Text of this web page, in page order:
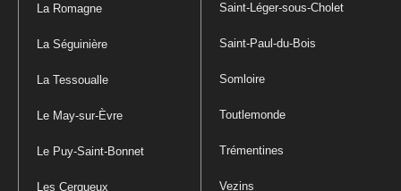
La Romagne
La Séguinière
La Tessoualle
Le May-sur-Èvre
Le Puy-Saint-Bonnet
Les Cerqueux
Saint-Léger-sous-Cholet
Saint-Paul-du-Bois
Somloire
Toutlemonde
Trémentines
Vezins